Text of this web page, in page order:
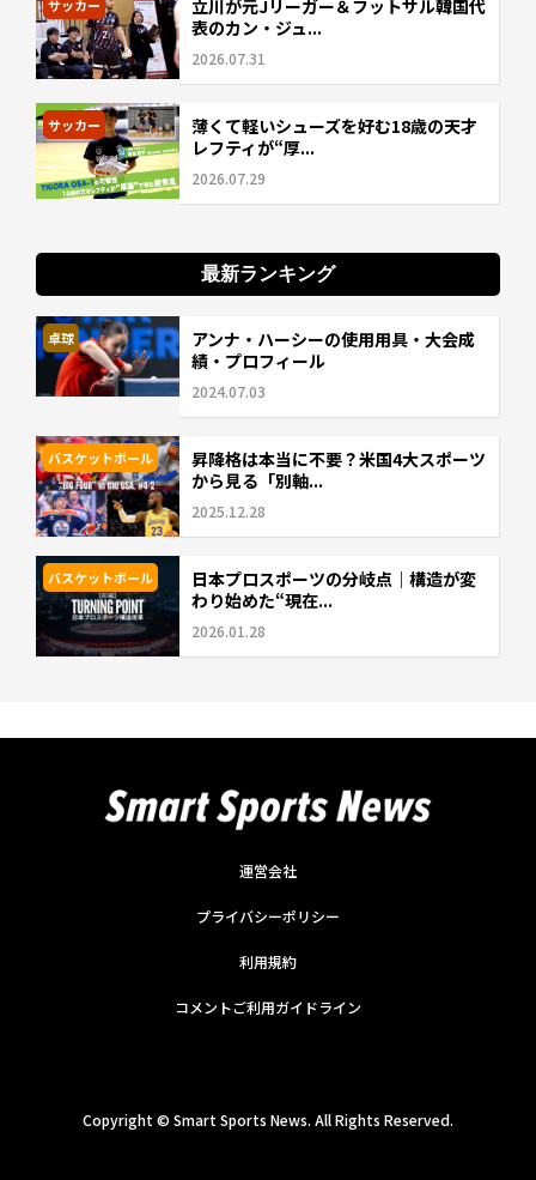
サッカー
立川が元Jリーガー＆フットサル韓国代
表のカン・ジュ...
2026.07.31
サッカー
薄くて軽いシューズを好む18歳の天才
レフティが“厚...
2026.07.29
最新ランキング
卓球
アンナ・ハーシーの使用用具・大会成
績・プロフィール
2024.07.03
バスケットボール
昇降格は本当に不要？米国4大スポーツ
から見る「別軸...
2025.12.28
バスケットボール
日本プロスポーツの分岐点｜構造が変
わり始めた“現在...
2026.01.28
運営会社
プライバシーポリシー
利用規約
コメントご利用ガイドライン
Copyright © Smart Sports News. All Rights Reserved.